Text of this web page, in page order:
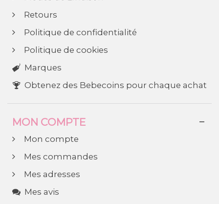
Retours
Politique de confidentialité
Politique de cookies
Marques
Obtenez des Bebecoins pour chaque achat
MON COMPTE
Mon compte
Mes commandes
Mes adresses
Mes avis